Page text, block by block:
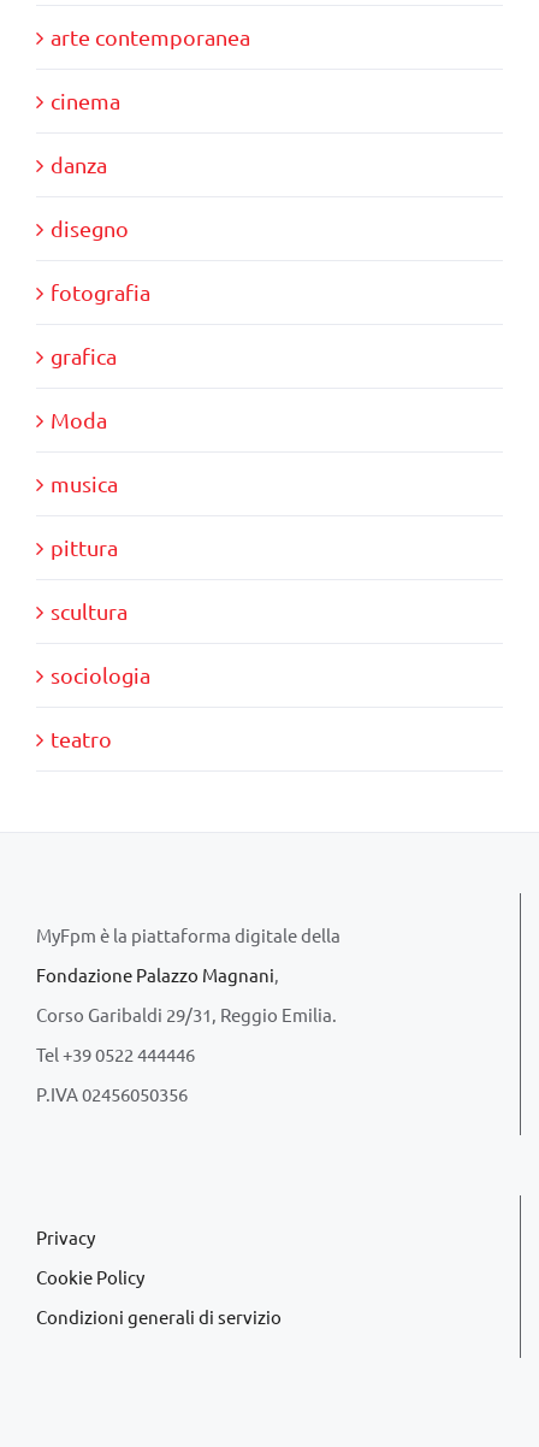
arte contemporanea
cinema
danza
disegno
fotografia
grafica
Moda
musica
pittura
scultura
sociologia
teatro
MyFpm è la piattaforma digitale della
Fondazione Palazzo Magnani,
Corso Garibaldi 29/31, Reggio Emilia.
Tel +39 0522 444446
P.IVA 02456050356
Privacy
Cookie Policy
Condizioni generali di servizio